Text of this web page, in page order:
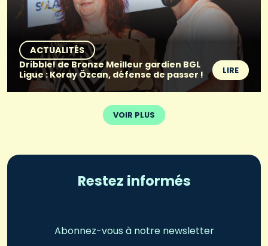
ACTUALITÉS
Dribble! de Bronze Meilleur gardien BGL
Ligue : Koray Özcan, défense de passer !
LIRE
VOIR PLUS
Restez informés
Abonnez-vous à notre newsletter